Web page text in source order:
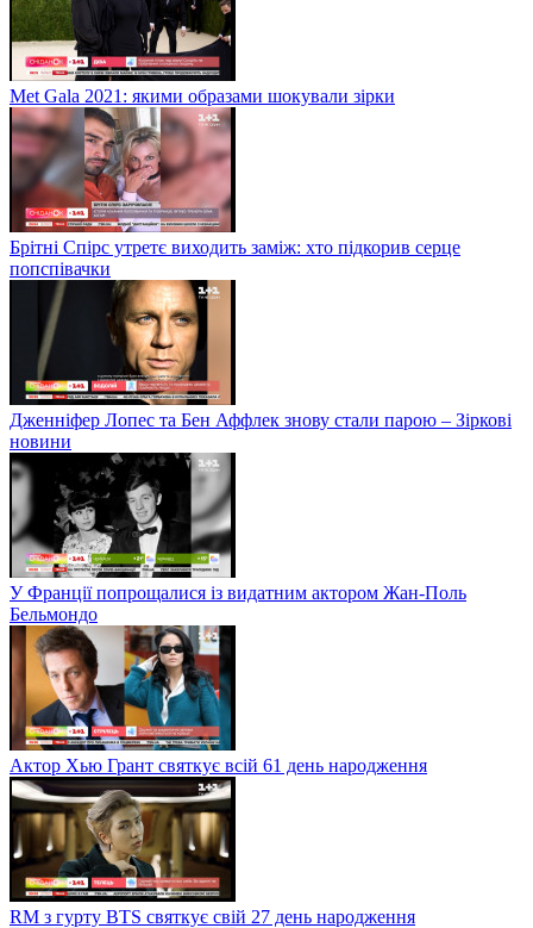
Met Gala 2021: якими образами шокували зірки
Брітні Спірс утретє виходить заміж: хто підкорив серце
попспівачки
Дженніфер Лопес та Бен Аффлек знову стали парою – Зіркові
новини
У Франції попрощалися із видатним актором Жан-Поль
Бельмондо
Актор Хью Грант святкує всій 61 день народження
RM з гурту BTS святкує свій 27 день народження